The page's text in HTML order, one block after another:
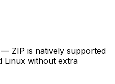
ZIP is natively supported
Linux without extra